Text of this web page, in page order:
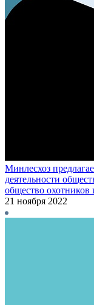
Минлесхоз
деятельности
общество охотников
21 ноября 2022